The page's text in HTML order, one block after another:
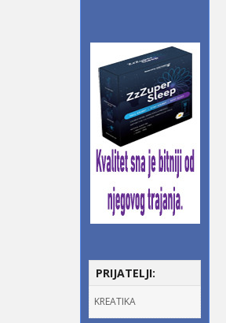
PRIJATELJI:
KREATIKA